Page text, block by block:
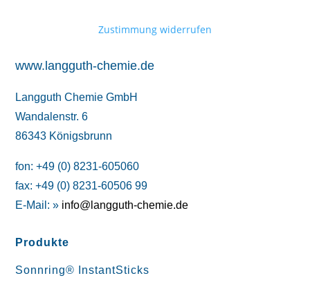
Zustimmung widerrufen
www.langguth-chemie.de
Langguth Chemie GmbH
Wandalenstr. 6
86343 Königsbrunn
fon: +49 (0) 8231-605060
fax: +49 (0) 8231-60506 99
E-Mail: » info@langguth-chemie.de
Produkte
Sonnring® InstantSticks